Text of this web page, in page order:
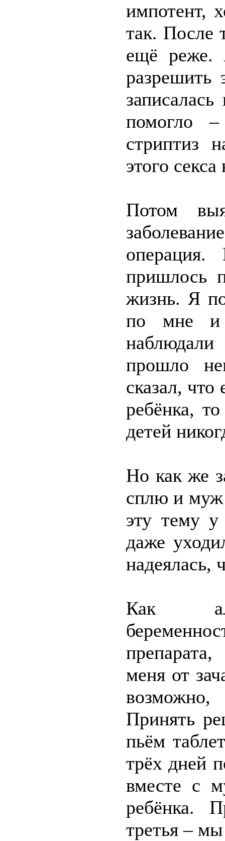
импотент,
так. После
ещё реже.
разрешить
помогло
стриптиз
этого
Потом
пришлось
жизнь. Я
по мне и
наблюдали
прошло
сказал,
ребёнка,
детей
Но как же
сплю и муж
эту тему
даже
надеялась,
Как
меня от
Принять
пьём
трёх дней
вместе с
ребёнка.
третья –